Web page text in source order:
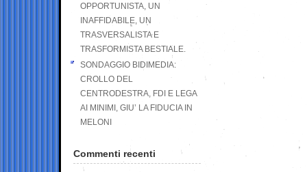
OPPORTUNISTA, UN
INAFFIDABILE, UN
TRASVERSALISTA E
TRASFORMISTA BESTIALE.
SONDAGGIO BIDIMEDIA:
CROLLO DEL
CENTRODESTRA, FDI E LEGA
AI MINIMI, GIU’ LA FIDUCIA IN
MELONI
Commenti recenti